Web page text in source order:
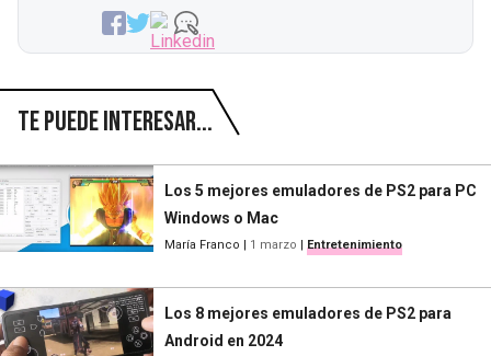
Te puede interesar...
Los 5 mejores emuladores de PS2 para PC
Windows o Mac
María Franco | 1 marzo | Entretenimiento
Los 8 mejores emuladores de PS2 para
Android en 2024